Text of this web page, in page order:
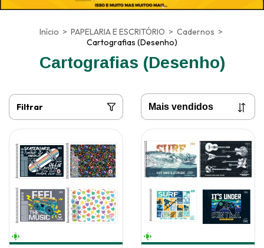
Início > PAPELARIA E ESCRITÓRIO > Cadernos >
Cartografias (Desenho)
Cartografias (Desenho)
Filtrar